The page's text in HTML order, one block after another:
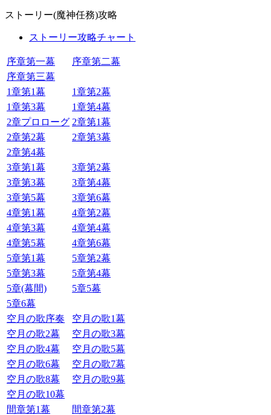
ストーリー(魔神任務)攻略
ストーリー攻略チャート
序章第一幕
序章第二幕
序章第三幕
1章第1幕
1章第2幕
1章第3幕
1章第4幕
2章プロローグ 2章第1幕
2章第2幕
2章第3幕
2章第4幕
3章第1幕
3章第2幕
3章第3幕
3章第4幕
3章第5幕
3章第6幕
4章第1幕
4章第2幕
4章第3幕
4章第4幕
4章第5幕
4章第6幕
5章第1幕
5章第2幕
5章第3幕
5章第4幕
5章(幕間)
5章5幕
5章6幕
空月の歌序奏
空月の歌1幕
空月の歌2幕
空月の歌3幕
空月の歌4幕
空月の歌5幕
空月の歌6幕
空月の歌7幕
空月の歌8幕
空月の歌9幕
空月の歌10幕
間章第1幕
間章第2幕